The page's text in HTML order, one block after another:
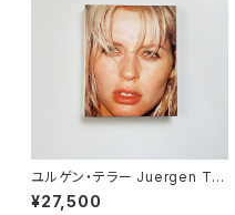
ユルゲン・テラー Juergen Tel
ler | Juergen Teller
¥27,500